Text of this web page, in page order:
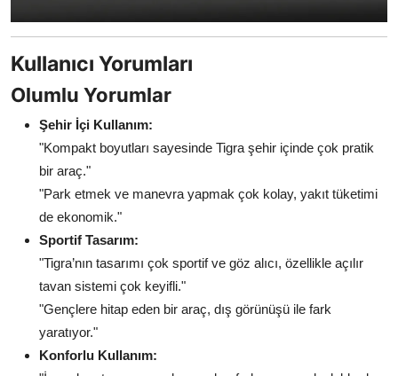
Kullanıcı Yorumları
Olumlu Yorumlar
Şehir İçi Kullanım:
"Kompakt boyutları sayesinde Tigra şehir içinde çok pratik
bir araç."
"Park etmek ve manevra yapmak çok kolay, yakıt tüketimi
de ekonomik."
Sportif Tasarım:
"Tigra’nın tasarımı çok sportif ve göz alıcı, özellikle açılır
tavan sistemi çok keyifli."
"Gençlere hitap eden bir araç, dış görünüşü ile fark
yaratıyor."
Konforlu Kullanım: